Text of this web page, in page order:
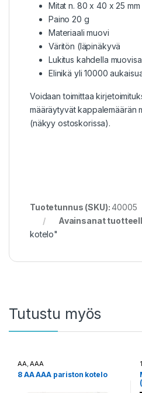
Mitat n. 80 x 40 x 25 mm
Paino 20 g
Materiaali muovi
Väritön (läpinäkyvä
Lukitus kahdella
Elinikä yli 10000
Voidaan toimittaa
määräytyvät kappalemäärän
(näkyy ostoskorissa).
Tuotetunnus (SKU):40005
Avainsanat
kotelo"
Tutustu myös
AA,AAA
8 AA AAA pariston kotelo